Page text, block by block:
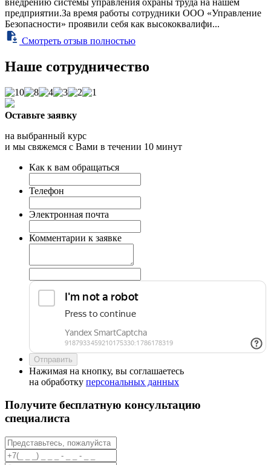
предприятии.За время работы сотрудники ООО «Управление
Безопасности» проявили себя как высококвалифи...
Смотреть отзыв полностью
Наше сотрудничество
Оставьте заявку
на выбранный курс
и мы свяжемся с Вами в течении 10 минут
Как к вам обращаться
Телефон
Электронная почта
Комментарии к заявке
Нажимая на кнопку, вы соглашаетесь
на обработку персональных данных
Получите бесплатную консультацию
специалиста